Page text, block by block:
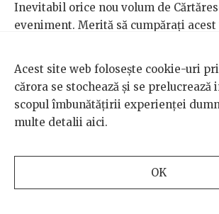
Inevitabil orice nou volum de
eveniment. Merită să cumpărați acest
puteți strâmba după aia din nas că
Cărtărescu”.
Sunt prezenți cu cărți noi și Gabriel
, culegerea adnotată de articole în
Acest site web folosește cookie-uri
cărora se stochează și se
scopul îmbunătățirii experienței
multe detalii aici.
OK